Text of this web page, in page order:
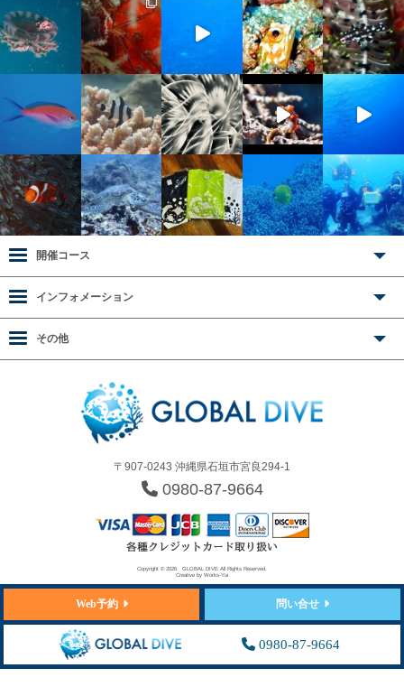
〒907-0243 沖縄県石垣市宮良294-1
0980-87-9664
開催コース
インフォメーション
その他
Copyright © 2026 GLOBAL DIVE All Rights Reserved.
Creative by Works-Yui
Web予約 問い合せ
0980-87-9664